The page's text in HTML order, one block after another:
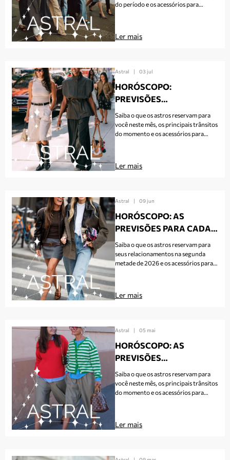
AGOSTO
do período e os acessórios para
Ler mais
Astral | 03 jul
HORÓSCOPO:
PREVISÕES
ASTROLÓGICAS PARA
CADA SIGNO NO MÊS DE
JULHO
Saiba o que os astros reservam para
você neste mês, os principais trânsitos
do momento e os acessórios para
Ler mais
Astral | 09 jun
HORÓSCOPO: AS
PREVISÕES PARA CADA
SIGNO NO AMOR NO
SEGUNDO SEMESTRE DE
2026
Saiba o que os astros reservam para
seus relacionamentos na segunda
metade de 2026 e os acessórios para
Ler mais
Astral | 05 mai
HORÓSCOPO: AS
PREVISÕES
ASTROLÓGICAS PARA A
MÃE DE CADA SIGNO EM
MAIO
Saiba o que os astros reservam para
você neste mês, os principais trânsitos
do momento e os acessórios para
Ler mais